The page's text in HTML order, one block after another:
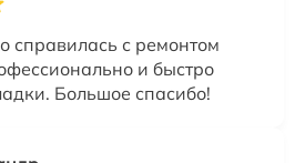
справилась с ремонтом
и быстро
Большое спасибо!